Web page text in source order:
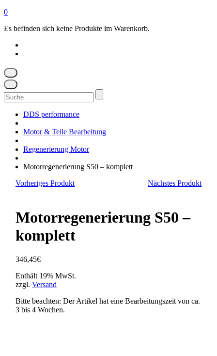
0
Es befinden sich keine Produkte im Warenkorb.
Suchen
nach:
DDS performance
Motor & Teile Bearbeitung
Regenerierung Motor
Motorregenerierung S50 – komplett
Vorheriges Produkt
Nächstes Produkt
Motorregenerierung S50 –
komplett
346,45€
Enthält 19% MwSt.
zzgl. Versand
Bitte beachten: Der Artikel hat eine Bearbeitungszeit von ca.
3 bis 4 Wochen.